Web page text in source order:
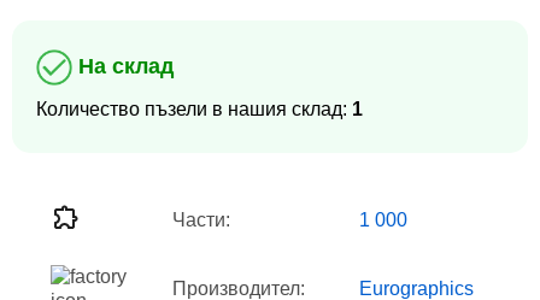
На склад
Количество пъзели в нашия склад: 1
Части: 1 000
Производител: Eurographics